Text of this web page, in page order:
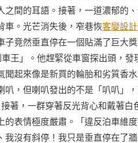
間的耳語。接著，一道濃郁的
車。光芒消失後，窄巷恢客變設計
竟然垂直停在一個貼滿了巨大
王」。他趕緊從車窗探出頭，
起來像是新買的輪胎和劣質香
，但喇叭發出的不是「叭叭」
著，一群穿著反光背心和戴著白
表情極度嚴肅。「違反泊車維
沒有斜停！我只是垂直停在了